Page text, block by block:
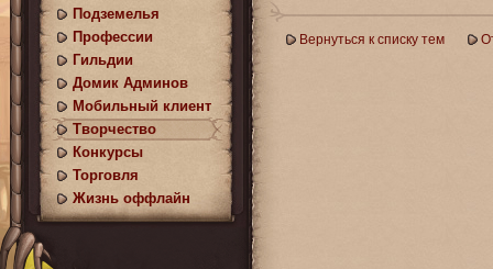
Вернуться к списку тем
Подземелья
Профессии
Гильдии
Домик Админов
Мобильный клиент
Творчество
Конкурсы
Торговля
Жизнь оффлайн